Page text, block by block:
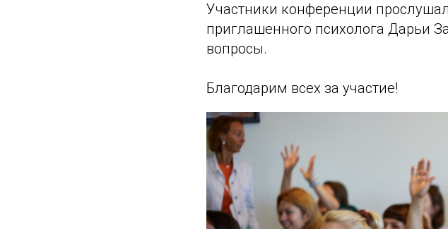
Участники конференции
приглашенного психолога Дарьи
вопросы.
Благодарим всех за участие!